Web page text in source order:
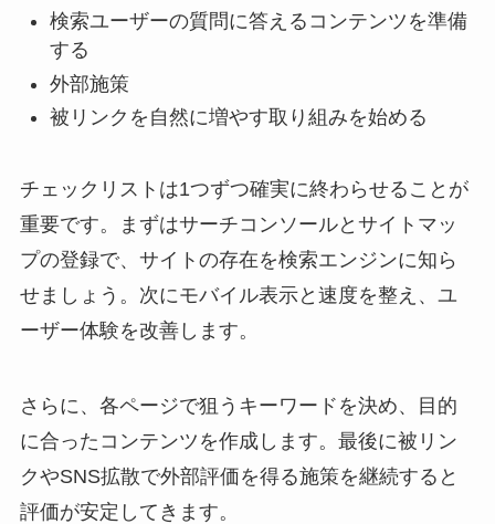
検索ユーザーの質問に答えるコンテンツを準備
する
外部施策
被リンクを自然に増やす取り組みを始める
チェックリストは1つずつ確実に終わらせることが
重要です。まずはサーチコンソールとサイトマッ
プの登録で、サイトの存在を検索エンジンに知ら
せましょう。次にモバイル表示と速度を整え、ユ
ーザー体験を改善します。
さらに、各ページで狙うキーワードを決め、目的
に合ったコンテンツを作成します。最後に被リン
クやSNS拡散で外部評価を得る施策を継続すると
評価が安定してきます。